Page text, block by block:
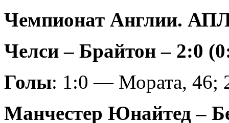
Чемпионат Англии.
Челси – Брайтон – 2:0
Голы: 1:0 — Мората, 46;
Манчестер Юнайтед –